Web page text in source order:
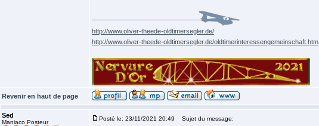
http://www.oliver-theede-oldtimersegler.de/
http://www.oliver-theede-oldtimersegler.de/oldtimerinteressengemeinschaft.htm
Revenir en haut de page
Sed
Maniaco Posteur
Posté le: 23/11/2021 20:49 Sujet du message: